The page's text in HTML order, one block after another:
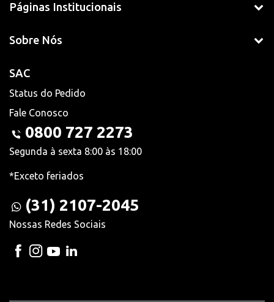
Páginas Institucionais
Sobre Nós
SAC
Status do Pedido
Fale Conosco
0800 727 2273
Segunda à sexta 8:00 às 18:00
*Exceto feriados
(31) 2107-2045
Nossas Redes Sociais